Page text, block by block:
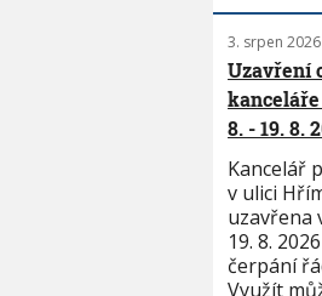
3. srpen 2026
Uzavření
8. - 19. 8.
Kancelář
v ulici
uzavřena
19. 8.
čerpání
Využít